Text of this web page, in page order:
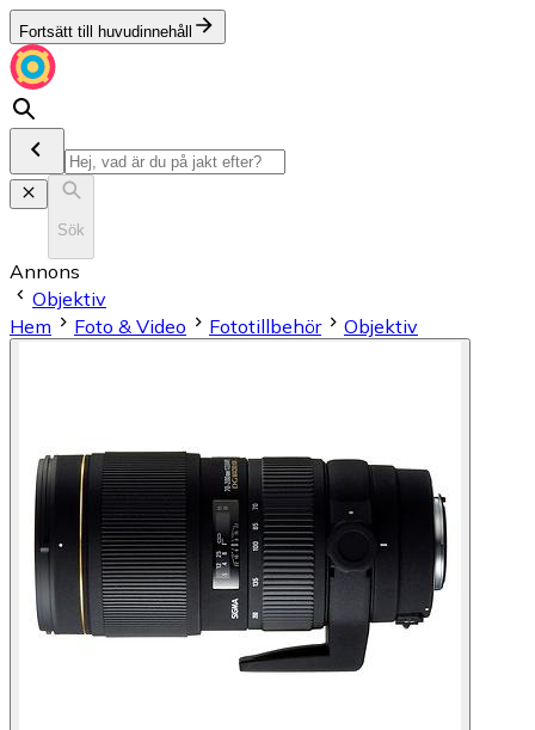
Fortsätt till huvudinnehåll
Sök
Annons
Objektiv
Hem
Foto & Video Fototillbehör Objektiv